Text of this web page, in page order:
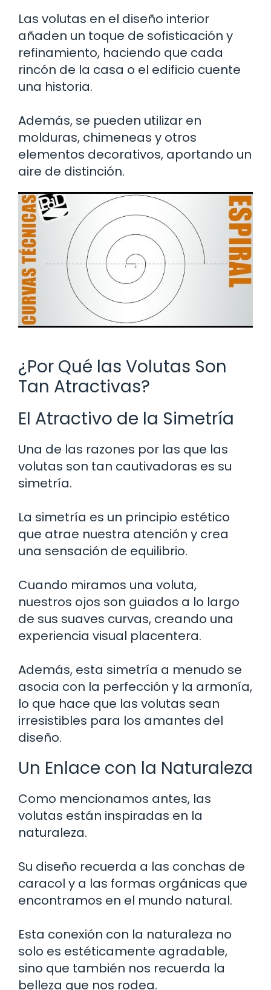
Las volutas en el diseño interior
añaden un toque de sofisticación y
refinamiento, haciendo que cada
rincón de la casa o el edificio cuente
una historia.
Además, se pueden utilizar en
molduras, chimeneas y otros
elementos decorativos, aportando un
aire de distinción.
¿Por Qué las Volutas Son
Tan Atractivas?
El Atractivo de la Simetría
Una de las razones por las que las
volutas son tan cautivadoras es su
simetría.
La simetría es un principio estético
que atrae nuestra atención y crea
una sensación de equilibrio.
Cuando miramos una voluta,
nuestros ojos son guiados a lo largo
de sus suaves curvas, creando una
experiencia visual placentera.
Además, esta simetría a menudo se
asocia con la perfección y la armonía,
lo que hace que las volutas sean
irresistibles para los amantes del
diseño.
Un Enlace con la Naturaleza
Como mencionamos antes, las
volutas están inspiradas en la
naturaleza.
Su diseño recuerda a las conchas de
caracol y a las formas orgánicas que
encontramos en el mundo natural.
Esta conexión con la naturaleza no
solo es estéticamente agradable,
sino que también nos recuerda la
belleza que nos rodea.